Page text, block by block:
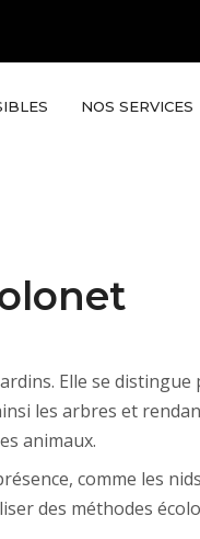
NOS SERVICES
Elle se distingue
les arbres et
animaux.
comme les
des méthodes